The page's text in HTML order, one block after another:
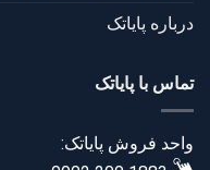
درباره پایاتک
تماس با پایاتک
واحد فروش پایاتک: